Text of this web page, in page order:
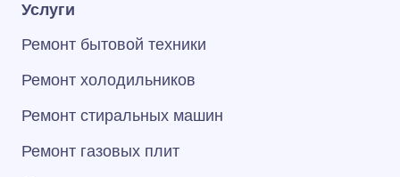
Услуги
Ремонт бытовой техники
Ремонт холодильников
Ремонт стиральных машин
Ремонт газовых плит